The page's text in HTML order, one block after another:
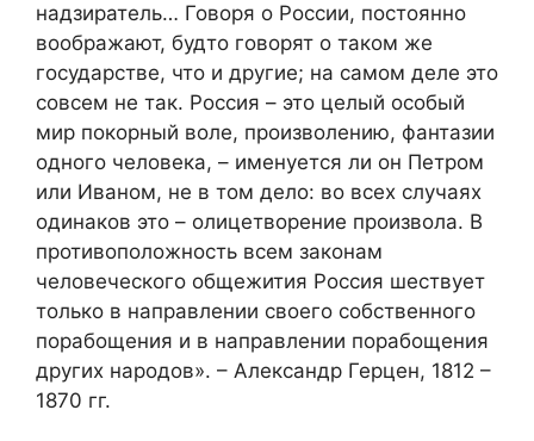
надзиратель… Говоря о России, постоянно
воображают, будто говорят о таком же
государстве, что и другие; на самом деле это
совсем не так. Россия – это целый особый
мир покорный воле, произволению, фантазии
одного человека, – именуется ли он Петром
или Иваном, не в том дело: во всех случаях
одинаков это – олицетворение произвола. В
противоположность всем законам
человеческого общежития Россия шествует
только в направлении своего собственного
порабощения и в направлении порабощения
других народов». – Александр Герцен, 1812 –
1870 гг.